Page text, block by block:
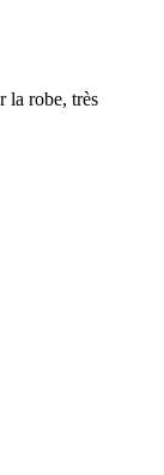
la robe, très